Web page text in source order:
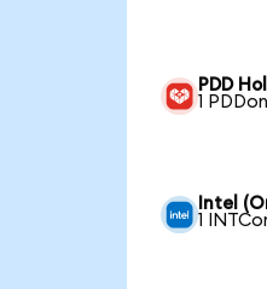
PDD
1
Intel
1